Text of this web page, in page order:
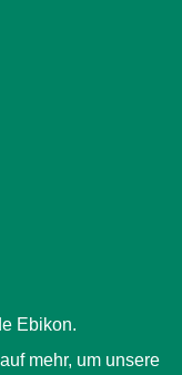
Ebikon.
mehr, um unsere